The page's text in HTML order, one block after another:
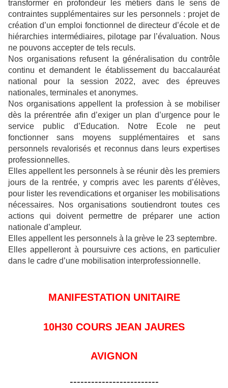
transformer en profondeur les métiers dans le sens de
contraintes supplémentaires sur les personnels : projet de
création d’un emploi fonctionnel de directeur d’école et de
hiérarchies intermédiaires, pilotage par l’évaluation. Nous
ne pouvons accepter de tels reculs.
Nos organisations refusent la généralisation du contrôle
continu et demandent le établissement du baccalauréat
national pour la session 2022, avec des épreuves
nationales, terminales et anonymes.
Nos organisations appellent la profession à se mobiliser
dès la prérentrée afin d’exiger un plan d’urgence pour le
service public d’Education. Notre Ecole ne peut
fonctionner sans moyens supplémentaires et sans
personnels revalorisés et reconnus dans leurs expertises
professionnelles.
Elles appellent les personnels à se réunir dès les premiers
jours de la rentrée, y compris avec les parents d’élèves,
pour lister les revendications et organiser les mobilisations
nécessaires. Nos organisations soutiendront toutes ces
actions qui doivent permettre de préparer une action
nationale d’ampleur.
Elles appellent les personnels à la grève le 23 septembre.
Elles appelleront à poursuivre ces actions, en particulier
dans le cadre d’une mobilisation interprofessionnelle.
MANIFESTATION UNITAIRE
10H30 COURS JEAN JAURES
AVIGNON
-------------------------